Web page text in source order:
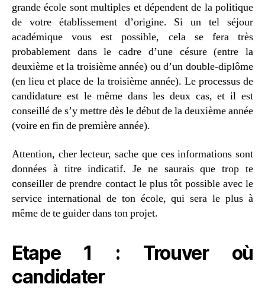
grande école sont multiples et dépendent de la politique
de votre établissement d’origine. Si un tel séjour
académique vous est possible, cela se fera très
probablement dans le cadre d’une césure (entre la
deuxième et la troisième année) ou d’un double-diplôme
(en lieu et place de la troisième année). Le processus de
candidature est le même dans les deux cas, et il est
conseillé de s’y mettre dès le début de la deuxième année
(voire en fin de première année).
Attention, cher lecteur, sache que ces informations sont
données à titre indicatif. Je ne saurais que trop te
conseiller de prendre contact le plus tôt possible avec le
service international de ton école, qui sera le plus à
même de te guider dans ton projet.
Etape 1 : Trouver où
candidater